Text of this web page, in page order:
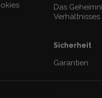
Das
Verhàltnisses
Sicherheit
Garantien